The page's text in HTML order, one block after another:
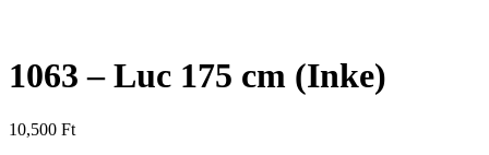
1063 – Luc 175 cm (Inke)
10,500 Ft